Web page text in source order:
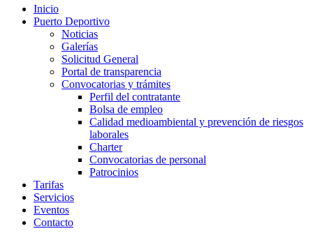
Inicio
Puerto Deportivo
Noticias
Galerías
Solicitud General
Portal de transparencia
Convocatorias y trámites
Perfil del contratante
Bolsa de empleo
Calidad medioambiental y prevención de riesgos
laborales
Charter
Convocatorias de personal
Patrocinios
Tarifas
Servicios
Eventos
Contacto